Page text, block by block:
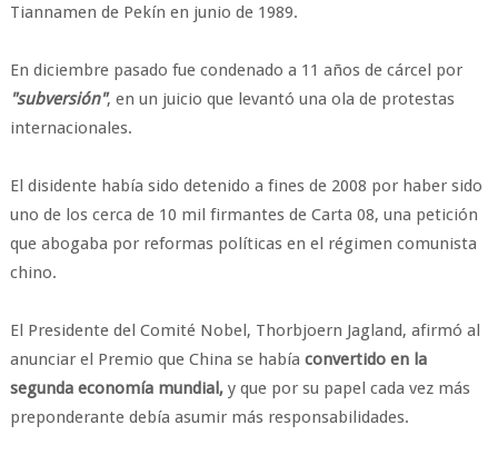
Tiannamen de Pekín en junio de 1989.
En diciembre pasado fue condenado a 11 años de cárcel por
"subversión", en un juicio que levantó una ola de protestas
internacionales.
El disidente había sido detenido a fines de 2008 por haber sido
uno de los cerca de 10 mil firmantes de Carta 08, una petición
que abogaba por reformas políticas en el régimen comunista
chino.
El Presidente del Comité Nobel, Thorbjoern Jagland, afirmó al
anunciar el Premio que China se había convertido en la
segunda economía mundial,y que por su papel cada vez más
preponderante debía asumir más responsabilidades.